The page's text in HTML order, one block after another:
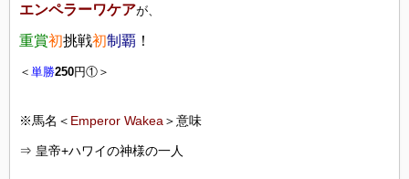
エンペラーワケアが、
重賞初挑戦初制覇 ！
＜ 単勝250円①＞
※馬名＜ Emperor Wakea ＞意味
⇒ 皇帝+ハワイの神様の一人